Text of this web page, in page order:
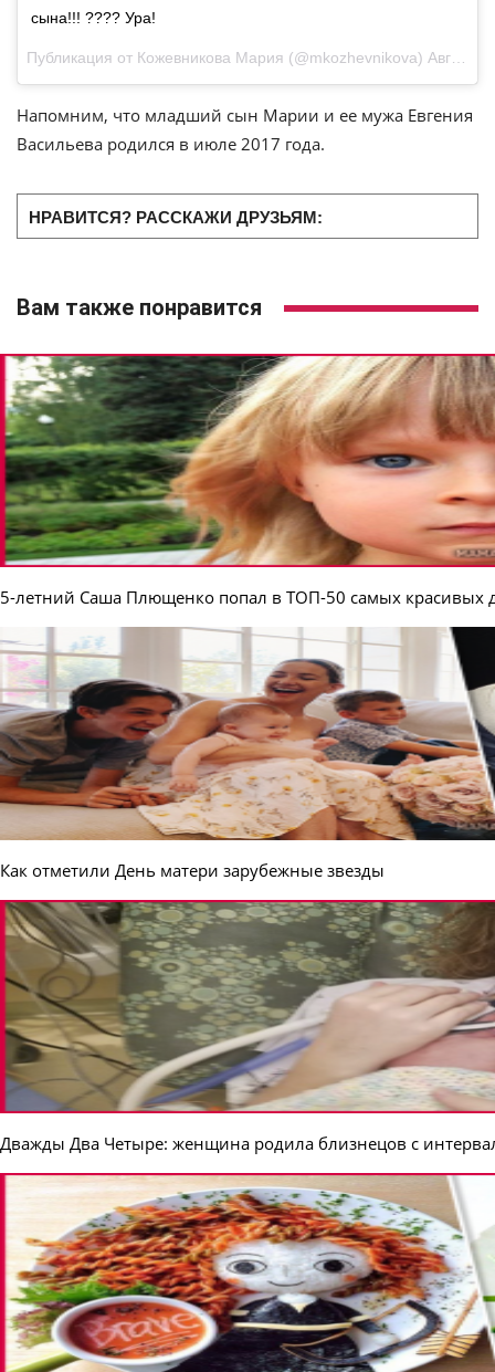
сына!!! ???? Ура!
Публикация от Кожевникова Мария (@mkozhevnikova) Авг 17, 2017 at 5:07 PDT
Напомним, что младший сын Марии и ее мужа Евгения
Васильева родился в июле 2017 года.
НРАВИТСЯ? РАССКАЖИ ДРУЗЬЯМ:
Вам также понравится
5-летний Саша Плющенко попал в ТОП-50 самых красивых
Как отметили День матери зарубежные звезды
Дважды Два Четыре: женщина родила близнецов с